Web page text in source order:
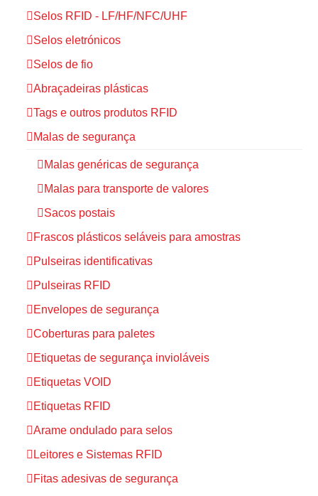
Selos RFID - LF/HF/NFC/UHF
Selos eletrónicos
Selos de fio
Abraçadeiras plásticas
Tags e outros produtos RFID
Malas de segurança
Malas genéricas de segurança
Malas para transporte de valores
Sacos postais
Frascos plásticos seláveis para amostras
Pulseiras identificativas
Pulseiras RFID
Envelopes de segurança
Coberturas para paletes
Etiquetas de segurança invioláveis
Etiquetas VOID
Etiquetas RFID
Arame ondulado para selos
Leitores e Sistemas RFID
Fitas adesivas de segurança